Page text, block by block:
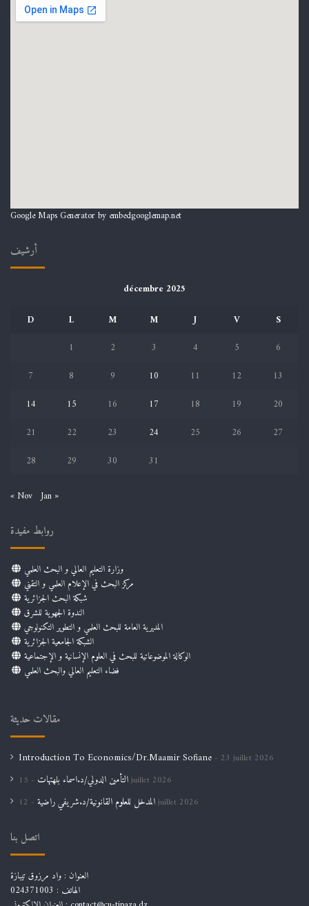
Google Maps Generator by embedgooglemap.net
أرشيف
décembre 2025
D
L M M J V
S
1
2 3 4 5
6
7
8 9 10 11 12
13
14
15 16 17 18 19
20
21
22 23 24 25 26
27
28
29 30 31
« Nov Jan »
روابط مفيدة
وزارة التعليم العالي و البحث العلمي
مركز البحث في الإعلام العلمي و التقني
شبكة البحث الجزائرية
الندوة الجهوية للشرق
المديرية العامة للبحث العلمي و التطوير التكنولوجي
الشبكة الجامعية الجزائرية
الوكالة الموضوعاتية للبحث في العلوم الإنسانية و الإجتماعية
فضاء التعليم العالي والبحث العلمي
مقالات حديثة
Introduction To Economics/Dr.Maamir Sofiane 23 juillet 2026
التأمين الدولي/د.اسماء بلهتهات15 juillet 2026
المدخل للعلوم القانونية/د.شريفي راضية12 juillet 2026
اتصل بنا
العنوان : واد مرزوق تيبازة
الهاتف : 024371003